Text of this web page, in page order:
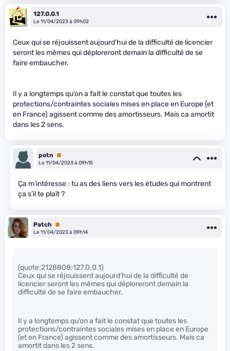
127.0.0.1
Le 11/04/2023 à 09h02
Ceux qui se réjouissent aujourd’hui de la difficulté de licencier
seront les mêmes qui déploreront demain la difficulté de se
faire embaucher.
Il y a longtemps qu’on a fait le constat que toutes les
protections/contraintes sociales mises en place en Europe (et
en France) agissent comme des amortisseurs. Mais ca amortit
dans les 2 sens.
potn
Premium
Le 11/04/2023 à 09h15
Ça m’intéresse : tu as des liens vers les études qui montrent
ça s’il te plaît ?
Patch Premium
Le 11/04/2023 à 09h14
(quote:2128808:127.0.0.1)
Ceux qui se réjouissent aujourd’hui de la difficulté de
licencier seront les mêmes qui déploreront demain la
difficulté de se faire embaucher.
Il y a longtemps qu’on a fait le constat que toutes les
protections/contraintes sociales mises en place en Europe
(et en France) agissent comme des amortisseurs. Mais ca
amortit dans les 2 sens.